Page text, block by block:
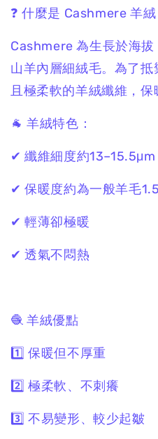
❓ 什麼是 Cashmere 羊絨
Cashmere 為生長於海
山羊內層細絨毛。為了
且極柔軟的羊絨纖維，保
🐐 羊絨特色：
✔ 纖維細度約13–15.5μm
✔ 保暖度約為一般羊毛
✔ 輕薄卻極暖
✔ 透氣不悶熱
🧶 羊絨優點
1️⃣ 保暖但不厚重
2️⃣ 極柔軟、不刺癢
3️⃣ 不易變形、較少起皺